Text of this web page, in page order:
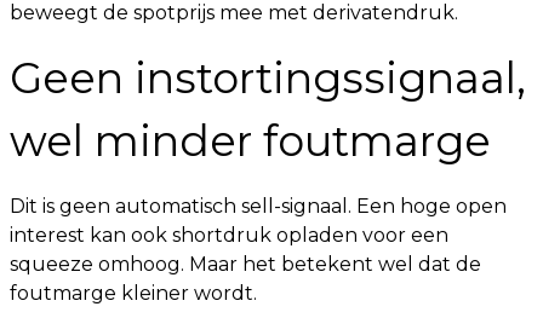
beweegt de spotprijs mee met derivatendruk.
Geen instortingssignaal,
wel minder foutmarge
Dit is geen automatisch sell-signaal. Een hoge open
interest kan ook shortdruk opladen voor een
squeeze omhoog. Maar het betekent wel dat de
foutmarge kleiner wordt.